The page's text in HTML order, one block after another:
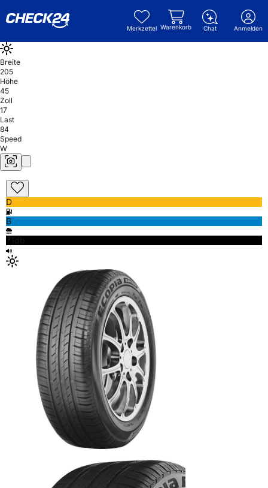
Merkzettel Warenkorb Chat Anmelden
Breite
205
Höhe
45
Zoll
17
Last
84
Speed
W
D
B
71db